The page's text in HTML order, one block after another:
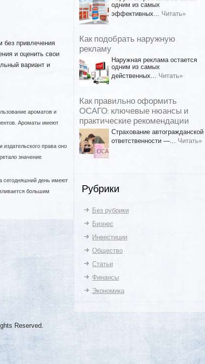
без привлечения
и оценить свои
вариант и
ароматов и
Ароматы имеют
издательского права оно
значение
сегодняшний день имеют
большим
одним из самых
эффективных... Читать»
Как подобрать наружную
рекламу
Наружная реклама остается
одним из самых
действенных... Читать»
Как правильно оформить
ОСАГО: ключевые нюансы и
практические рекомендации
Страхование автогражданской
ответственности —... Читать»
Рубрики
Без рубрики
Бизнес
Инвестиции
Общество
Статьи
Финансы
Экономика
Reserved.